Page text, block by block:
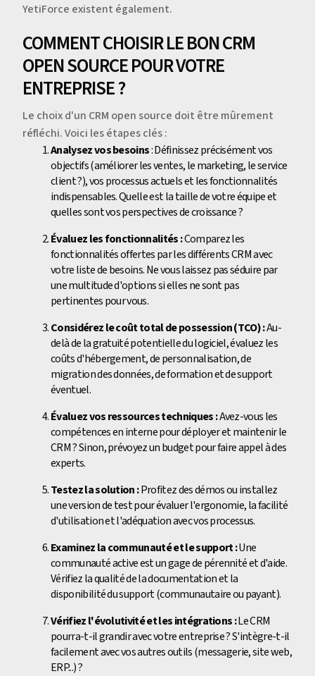
YetiForce existent également.
COMMENT CHOISIR LE BON CRM
OPEN SOURCE POUR VOTRE
ENTREPRISE ?
Le choix d'un CRM open source doit être mûrement
réfléchi. Voici les étapes clés :
Analysez vos besoins: Définissez précisément vos
objectifs (améliorer les ventes, le marketing, le service
client ?), vos processus actuels et les fonctionnalités
indispensables. Quelle est la taille de votre équipe et
quelles sont vos perspectives de croissance ?
Évaluez les fonctionnalités :Comparez les
fonctionnalités offertes par les différents CRM avec
votre liste de besoins. Ne vous laissez pas séduire par
une multitude d'options si elles ne sont pas
pertinentes pour vous.
Considérez le coût total de possession (TCO) :Au-
delà de la gratuité potentielle du logiciel, évaluez les
coûts d'hébergement, de personnalisation, de
migration des données, de formation et de support
éventuel.
Évaluez vos ressources techniques :Avez-vous les
compétences en interne pour déployer et maintenir le
CRM ? Sinon, prévoyez un budget pour faire appel à des
experts.
Testez la solution :Profitez des démos ou installez
une version de test pour évaluer l'ergonomie, la facilité
d'utilisation et l'adéquation avec vos processus.
Examinez la communauté et le support :Une
communauté active est un gage de pérennité et d'aide.
Vérifiez la qualité de la documentation et la
disponibilité du support (communautaire ou payant).
Vérifiez l'évolutivité et les intégrations :Le CRM
pourra-t-il grandir avec votre entreprise ? S'intègre-t-il
facilement avec vos autres outils (messagerie, site web,
ERP...) ?